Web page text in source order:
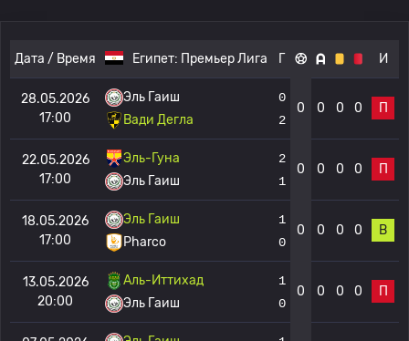
Дата / Время Египет: Премьер Лига Г И
28.05.2026
17:00
Эль Гаиш
Вади Дегла
0
2
0 0 0 0 П
22.05.2026
17:00
Эль-Гуна
Эль Гаиш
2
1
0 0 0 0 П
18.05.2026
17:00
Эль Гаиш
Pharco
1
0
0 0 0 0 В
13.05.2026
20:00
Аль-Иттихад
Эль Гаиш
1
0
0 0 0 0 П